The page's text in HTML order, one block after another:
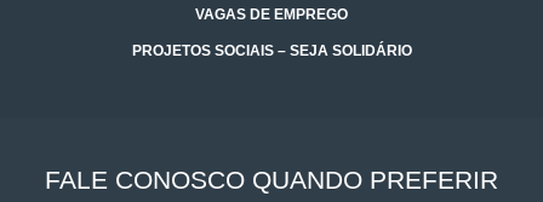
VAGAS DE EMPREGO
PROJETOS SOCIAIS – SEJA SOLIDÁRIO
FALE CONOSCO QUANDO PREFERIR